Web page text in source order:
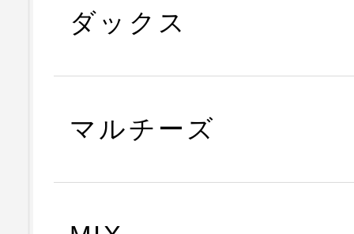
ダックス
マルチーズ